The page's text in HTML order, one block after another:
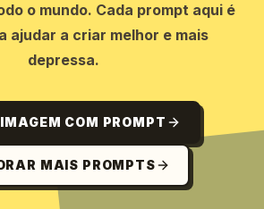
o mundo. Cada prompt aqui é
ajudar a criar melhor e mais
depressa.
COM PROMPT
MAIS PROMPTS